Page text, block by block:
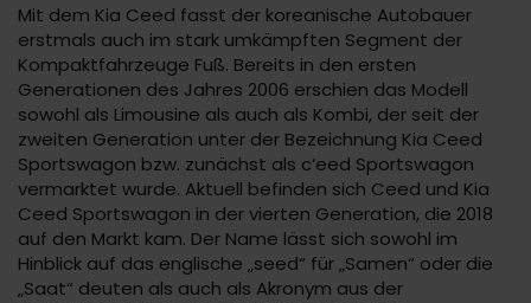
Mit dem Kia Ceed fasst der koreanische Autobauer
erstmals auch im stark umkämpften Segment der
Kompaktfahrzeuge Fuß. Bereits in den ersten
Generationen des Jahres 2006 erschien das Modell
sowohl als Limousine als auch als Kombi, der seit der
zweiten Generation unter der Bezeichnung Kia Ceed
Sportswagon bzw. zunächst als c‘eed Sportswagon
vermarktet wurde. Aktuell befinden sich Ceed und Kia
Ceed Sportswagon in der vierten Generation, die 2018
auf den Markt kam. Der Name lässt sich sowohl im
Hinblick auf das englische „seed“ für „Samen“ oder die
„Saat“ deuten als auch als Akronym aus der